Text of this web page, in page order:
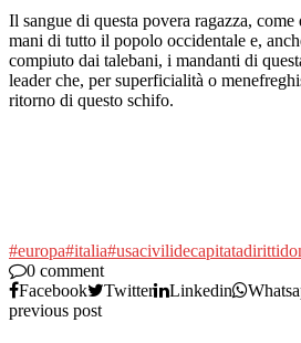
Il sangue di questa povera ragazza,
mani di tutto il popolo occidentale e,
compiuto dai talebani, i mandanti di
leader che, per superficialità o
ritorno di questo schifo.
#europa#italia#usacivilidecapitatadiritti
0 comment
Facebook
Twitter Linkedin
previous post